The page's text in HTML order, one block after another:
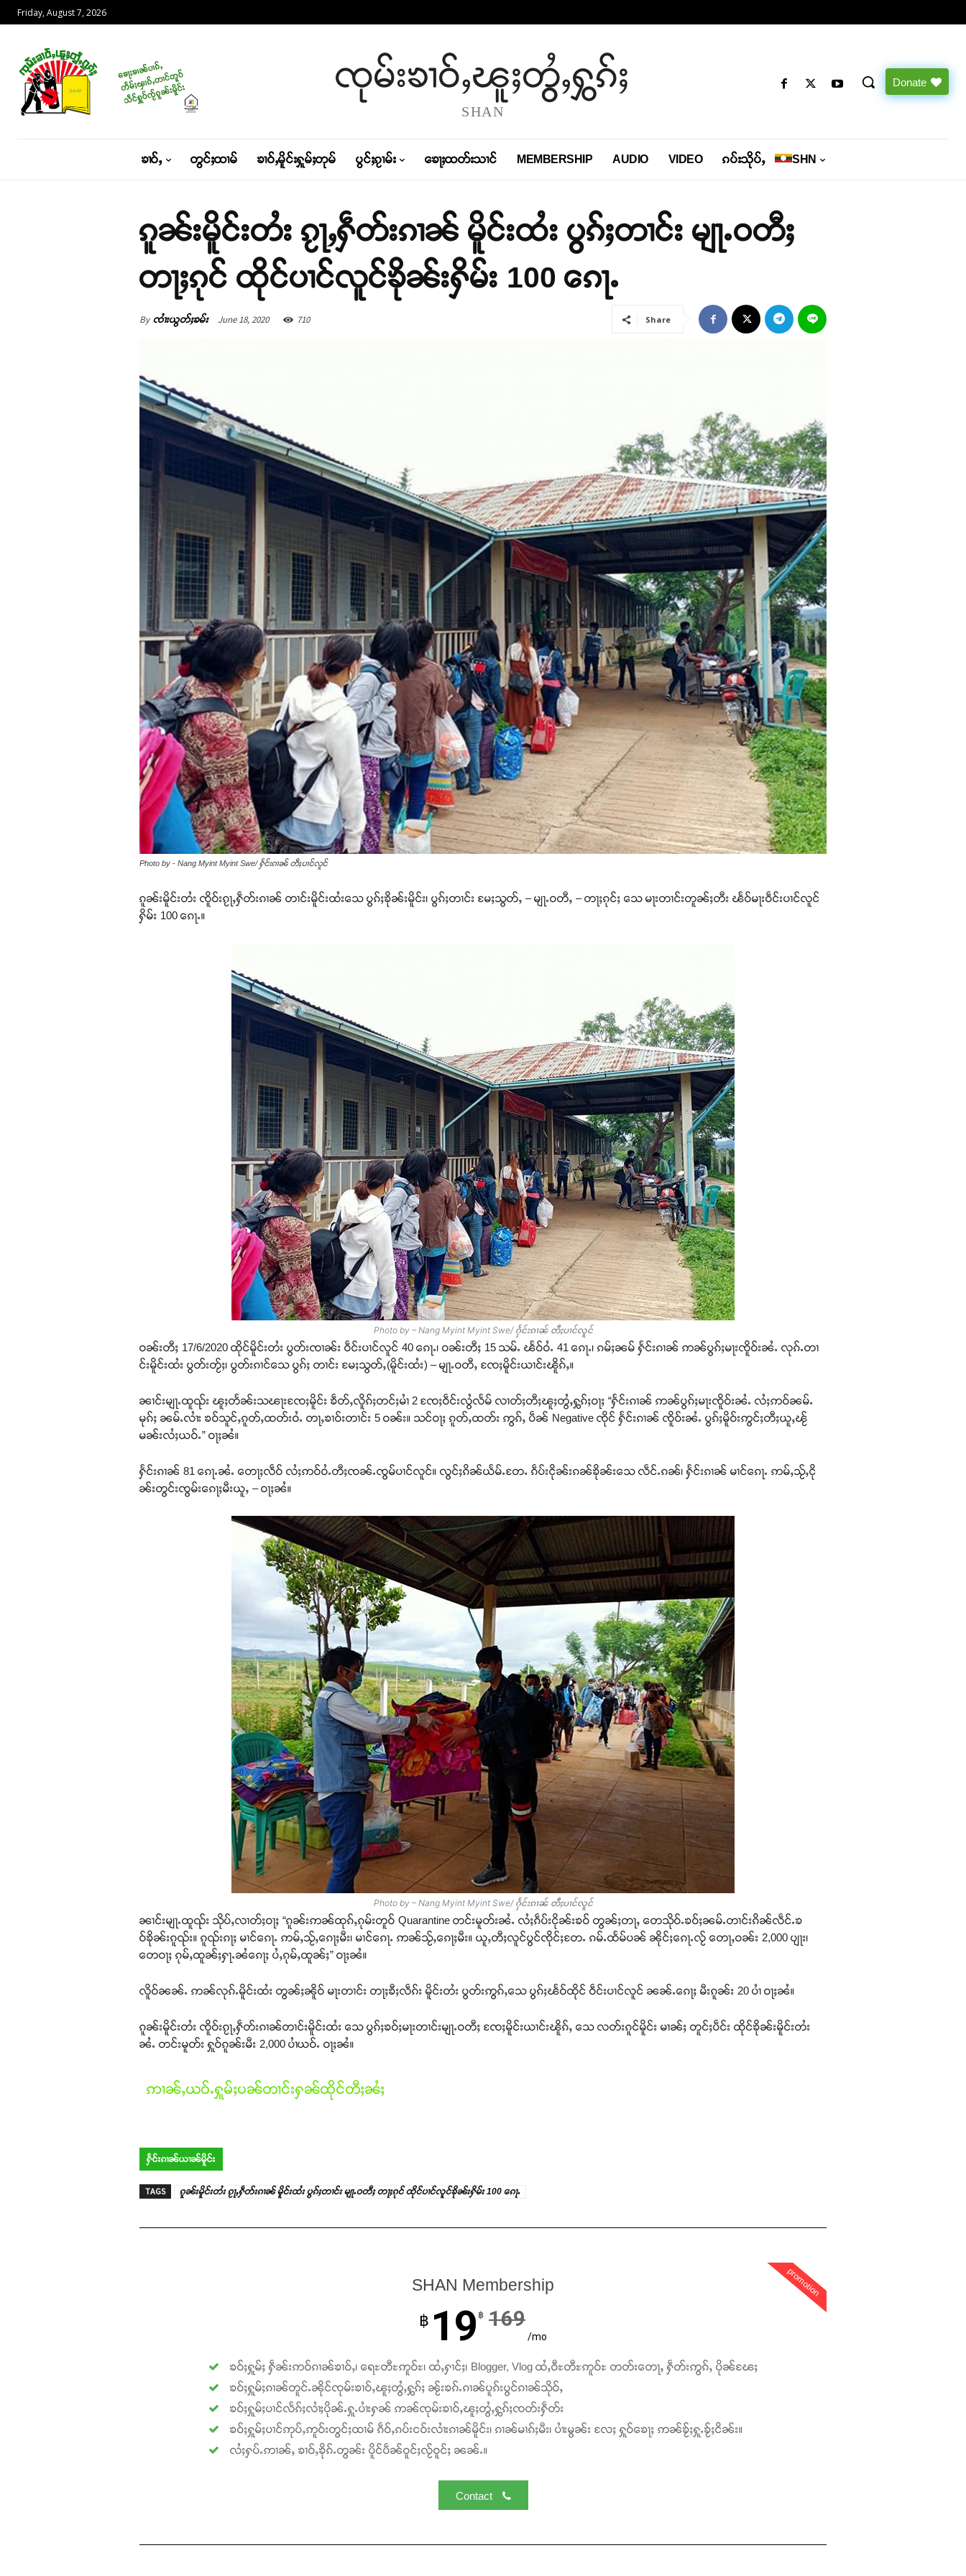
Friday, August 7, 2026
ၸုမ်းၶၢဝ်ႇၽူႈတွႆႇႁွၵ်ႈ
SHAN
Donate
ၶၢဝ်ႇ တွင်ႈထၢမ် ၶၢဝ်ႇမိူင်းႁူမ်ႈတုမ် ပွင်ႈၵႂၢမ်း ၶေႃႈထတ်းသၢင် MEMBERSHIP AUDIO VIDEO ၵပ်းသိုပ်ႇ SHN
ၵူၼ်းမိူင်းတႆး ၵႂႃႇႁဵတ်းၵၢၼ် မိူင်းထႆး ပွၵ်ႈတၢင်း မျႃႉဝတီႈ
တႃႈၵုင် ထိုင်ပၢင်လူင်ၶိုၼ်းႁိမ်း 100 ၵေႃႉ
By ၸၢႆးယွတ်ႈၶမ်း June 18, 2020 710 Share
Photo by - Nang Myint Myint Swe/ ႁႅင်းၵၢၼ် တီႈပၢင်လူင်
ၵူၼ်းမိူင်းတႆး ၸိူဝ်းၵႂႃႇႁဵတ်းၵၢၼ် တၢင်းမိူင်းထႆးသေ ပွၵ်ႈၶိုၼ်းမိူင်း၊ ပွၵ်ႈတၢင်း မႄႈသွတ်ႇ – မျႃႉဝတီႇ – တႃႈၵုင်ႈ သေ မႃးတၢင်းတူၼ်ႈတီး ၽႅဝ်မႃးဝဵင်းပၢင်လူင်
ႁိမ်း 100 ၵေႃႉ။
Photo by – Nang Myint Myint Swe/ ႁႅင်းၵၢၼ် တီႈပၢင်လူင်
ဝၼ်းတီႈ 17/6/2020 ထိုင်မိူင်းတႆး ပွတ်းၸၢၼ်း ဝဵင်းပၢင်လူင် 40 ၵေႃႉ၊ ဝၼ်းတီႈ 15 သမ်ႉ ၽႅဝ်ဝႆႉ 41 ၵေႃႉ၊ ၵမ်ႈၼမ် ႁႅင်းၵၢၼ် ဢၼ်ပွၵ်ႈမႃးၸိူဝ်းၼႆႉ လုၵ်ႉတၢ
င်းမိူင်းထႆး ပွတ်းတႂ်ႈ၊ ပွတ်းၵၢင်သေ ပွၵ်ႈ တၢင်း မႄႈသွတ်ႇ(မိူင်းထႆး) – မျႃႉဝတီႇ ၸႄႈမိူင်းယၢင်းၽိူၵ်ႇ။
ၼၢင်းမျႃႉထူၺ်း ၽူႈတႅၼ်းသၽႃးၸႄႈမိူင်း ၶဵတ်ႇလိူၵ်ႈတင်ႈမၢႆ 2 ၸႄႈဝဵင်းလွႆလႅမ် လၢတ်ႈတီႈၽူႈတွႆႇႁွၵ်ႈဝႃႈ “ႁႅင်းၵၢၼ် ဢၼ်ပွၵ်ႈမႃးၸိူဝ်းၼႆႉ လႆႈဢဝ်ၼမ်ႉ
မုၵ်ႈ ၼမ်ႉလၢႆး ၶဝ်သူင်ႇၵူတ်ႇထတ်းဝႆႉ တႃႇၶၢဝ်းတၢင်း 5 ဝၼ်း။ သင်ဝႃႈ ၵူတ်ႇထတ်း ဢွၵ်ႇ ပဵၼ် Negative ၸိုင် ႁႅင်းၵၢၼ် ၸိူဝ်းၼႆႉ ပွၵ်ႈမိူဝ်းဢွင်ႈတီႈယူႇၽႂ်
မၼ်းလႆႈယဝ်ႉ” ဝႃႈၼႆ။
ႁႅင်းၵၢၼ် 81 ၵေႃႉၼႆႉ တေႃႈလဵဝ် လႆႈဢဝ်ဝႆႉတီႈၸၼ်ႉၸွမ်ပၢင်လူင်။ လွင်ႈၵိၼ်ယႅမ်ႉတႄႉ ၵဵပ်းငိုၼ်းၵၼ်ၶိုၼ်းသေ လဵင်ႉၵၼ်၊ ႁႅင်းၵၢၼ် မၢင်ၵေႃႉ ဢမ်ႇသႂ်ႇငို
ၼ်းတွင်းၸွမ်းၵေႃႈမီးယူႇ – ဝႃႈၼႆ။
Photo by – Nang Myint Myint Swe/ ႁႅင်းၵၢၼ် တီႈပၢင်လူင်
ၼၢင်းမျႃႉထူၺ်း သိုပ်ႇလၢတ်ႈဝႃႈ “ၵူၼ်းဢၼ်ထုၵ်ႇၵုမ်းတူဝ် Quarantine တင်းမူတ်းၼႆႉ လႆႈၵဵပ်းငိုၼ်းၶဝ် တွၼ်ႈတႃႇ တေသိုဝ်ႉၶဝ်ႈၼမ်ႉတၢင်းၵိၼ်လဵင်ႉၶ
ဝ်ၶိုၼ်းၵူၺ်း။ ၵူၺ်းၵႃႈ မၢင်ၵေႃႉ ဢမ်ႇသႂ်ႇၵေႃႈမီး၊ မၢင်ၵေႃႉ ဢၼ်သႂ်ႇၵေႃႈမီး။ ယူႇတီႈလူင်ပွင်ၸိုင်ႈတႄႉ ၵမ်ႉထႅမ်ပၼ် ၼိုင်ႈၵေႃႉလႂ် တေႃႇဝၼ်း 2,000 ပျႃး၊
တေဝႃႈ ၵုမ်ႇထူၼ်ႈႁႃႉၼႆၵေႃႈ ပႆႇၵုမ်ႇထူၼ်ႈ” ဝႃႈၼႆ။
လိူဝ်ၼၼ်ႉ ဢၼ်လုၵ်ႉမိူင်းထႆး တွၼ်ႈၼိူဝ် မႃးတၢင်း တႃႈၶီႈလဵၵ်း မိူင်းတႆး ပွတ်းဢွၵ်ႇသေ ပွၵ်ႈၽႅဝ်ထိုင် ဝဵင်းပၢင်လူင် ၼၼ်ႉၵေႃႈ မီးၵူၼ်း 20 ပၢႆ ဝႃႈၼႆ။
ၵူၼ်းမိူင်းတႆး ၸိူဝ်းၵႂႃႇႁဵတ်းၵၢၼ်တၢင်းမိူင်းထႆး သေ ပွၵ်ႈၶဝ်ႈမႃးတၢင်းမျႃႉဝတီႈ ၸႄႈမိူင်းယၢင်းၽိူၵ်ႇ သေ လတ်းၵူင်မိူင်း မၢၼ်ႈ တူင်ႈပဵင်း ထိုင်ၶိုၼ်းမိူင်းတႆး
ၼႆႉ တင်းမူတ်း ႁူဝ်ၵူၼ်းမီး 2,000 ပၢႆယဝ်ႉ ဝႃႈၼႆ။
ဢၢၼ်ႇယဝ်ႉႁူမ်ႈပၼ်တၢင်းႁၼ်ထိုင်တီႈၼႆႈ
ႁႅင်းၵၢၼ်ယၢၼ်မိူင်း
TAGS ၵူၼ်းမိူင်းတႆး ၵႂႃႇႁဵတ်းၵၢၼ် မိူင်းထႆး ပွၵ်ႈတၢင်း မျႃႉဝတီႈ တႃႈၵုင် ထိုင်ပၢင်လူင်ၶိုၼ်းႁိမ်း 100 ၵေႃႉ
promotion
SHAN Membership
฿ 19 ฿ 169
/mo
ၶဝ်ႈႁူမ်ႈ ႁဵၼ်းဢဝ်ၵၢၼ်ၶၢဝ်ႇ၊ ရေႊတီႊဢူဝ်ႊ၊ ထႆႇႁၢင်ႈ၊ Blogger, Vlog ထႆႇဝီႊတီႊဢူဝ်ႊ တတ်းတေႃႇ ႁဵတ်းဢွၵ်ႇ ပိုၼ်ၽႄႈ
ၶဝ်ႈႁူမ်ႈၵၢၼ်တူင်ႉၼိုင်ၸုမ်းၶၢဝ်ႇၽူႈတွႆႇႁွၵ်ႈ ၼႂ်းၶၵ်ႉၵၢၼ်ပူၵ်းပွင်ၵၢၼ်သိုဝ်ႇ
ၶဝ်ႈႁူမ်ႈပၢင်လႅၵ်ႈလၢႆႈပိုၼ်ႉႁူႉပၢႆးႁၼ် ဢၼ်ၸုမ်းၶၢဝ်ႇၽူႈတွႆႇႁွၵ်ႈၸတ်းႁဵတ်း
ၶဝ်ႈႁူမ်ႈပၢင်ဢုပ်ႇဢူဝ်းတွင်ႈထၢမ် ၵဵဝ်ႇၵပ်းငဝ်းလၢႆးၵၢၼ်မိူင်း၊ ၵၢၼ်မၢၵ်ႈမီး၊ ပၢႆးမွၼ်း လႄႈ ႁူဝ်ၶေႃႈ ဢၼ်ၶႂ်ႈႁူႉၶႂ်ႈငိၼ်း။
လႆႈႁပ်ႉဢၢၼ်ႇ ၶၢဝ်ႇၶိုၵ်ႉတွၼ်း ပိူင်ပဵၼ်ဝူင်ႈလႂ်ဝူင်ႈ ၼၼ်ႉ။
Contact